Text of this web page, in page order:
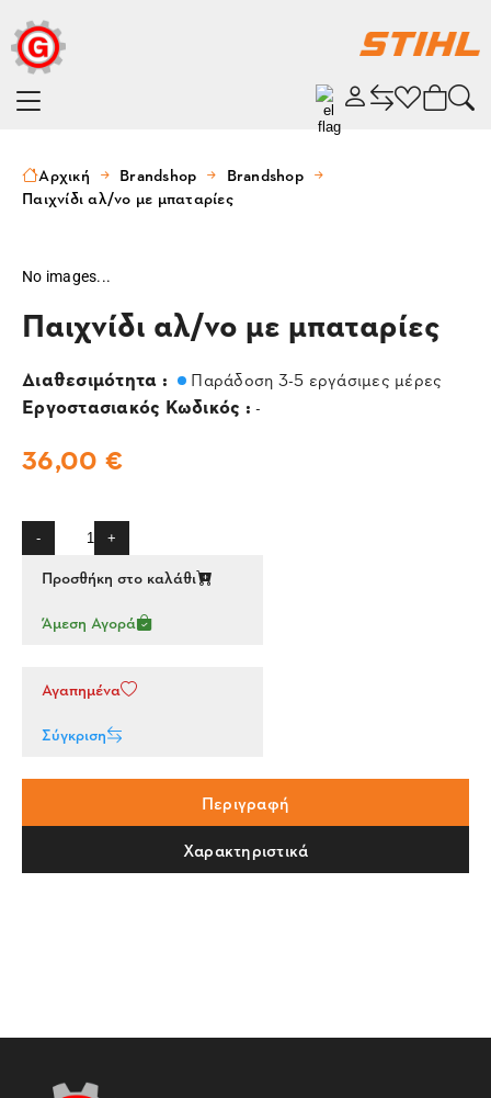
Αρχική Brandshop
Brandshop
Παιχνίδι αλ/νο με μπαταρίες
No images...
Παιχνίδι αλ/νο με μπαταρίες
Διαθεσιμότητα : Παράδοση 3-5 εργάσιμες μέρες
Εργοστασιακός Κωδικός : -
36,00 €
- +
Προσθήκη στο καλάθι
Άμεση Αγορά
Αγαπημένα
Σύγκριση
Περιγραφή
Χαρακτηριστικά